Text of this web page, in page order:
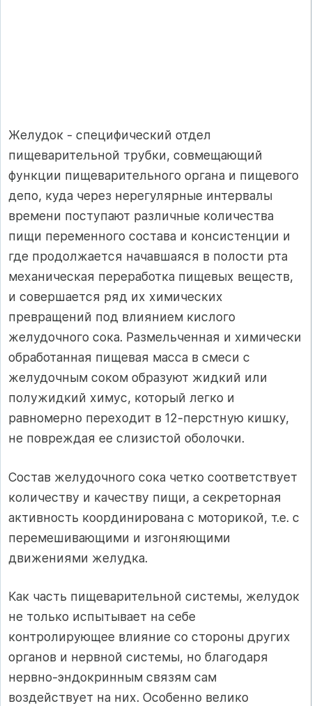
Желудок - специфический отдел
пищеварительной трубки, совмещающий
функции пищеварительного органа и пищевого
депо, куда через нерегулярные интервалы
времени поступают различные количества
пищи переменного состава и консистенции и
где продолжается начавшаяся в полости рта
механическая переработка пищевых веществ,
и совершается ряд их химических
превращений под влиянием кислого
желудочного сока. Размельченная и химически
обработанная пищевая масса в смеси с
желудочным соком образуют жидкий или
полужидкий химус, который легко и
равномерно переходит в 12-перстную кишку,
не повреждая ее слизистой оболочки.
Состав желудочного сока четко соответствует
количеству и качеству пищи, а секреторная
активность координирована с моторикой, т.е. с
перемешивающими и изгоняющими
движениями желудка.
Как часть пищеварительной системы, желудок
не только испытывает на себе
контролирующее влияние со стороны других
органов и нервной системы, но благодаря
нервно-эндокринным связям сам
воздействует на них. Особенно велико